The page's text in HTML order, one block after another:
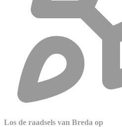
Los de raadsels van Breda op